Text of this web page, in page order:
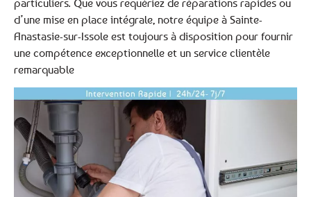
d’une mise en place intégrale, notre équipe à Sainte-
Anastasie-sur-Issole est toujours à disposition pour fournir
une compétence exceptionnelle et un service clientèle
remarquable